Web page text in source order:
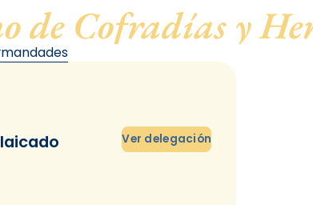
de Cofradías y
Ver delegación